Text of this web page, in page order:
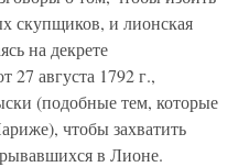
скупщиков, и лионская
на декрете
27 августа 1792 г.,
(подобные тем, которые
чтобы захватить
в Лионе.